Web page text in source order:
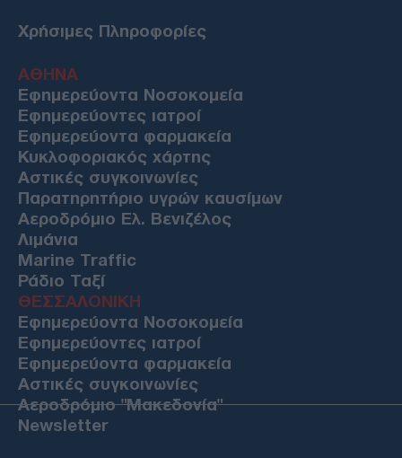
Χρήσιμες Πληροφορίες
ΑΘΗΝΑ
Εφημερεύοντα Νοσοκομεία
Εφημερεύοντες ιατροί
Εφημερεύοντα φαρμακεία
Κυκλοφοριακός χάρτης
Αστικές συγκοινωνίες
Παρατηρητήριο υγρών καυσίμων
Αεροδρόμιο Ελ. Βενιζέλος
Λιμάνια
Marine Traffic
Ράδιο Ταξί
ΘΕΣΣΑΛΟΝΙΚΗ
Εφημερεύοντα Νοσοκομεία
Εφημερεύοντες ιατροί
Εφημερεύοντα φαρμακεία
Αστικές συγκοινωνίες
Αεροδρόμιο "Μακεδονία"
Newsletter